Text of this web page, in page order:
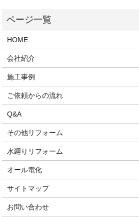
HOME
会社紹介
施工事例
ご依頼からの流れ
Q&A
その他リフォーム
水廻りリフォーム
オール電化
サイトマップ
お問い合わせ